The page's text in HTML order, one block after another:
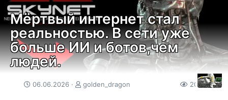
Мёртвый интернет стал
реальностью. В сети уже
больше ИИ и ботов,чем
людей.
06.06.2026 golden_dragon 204 0